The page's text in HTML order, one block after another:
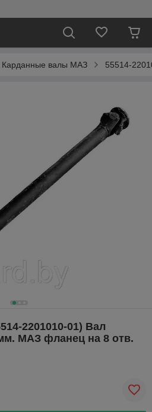
Карданные валы МАЗ 55514-
2201010-01) Вал
МАЗ фланец на 8 отв.